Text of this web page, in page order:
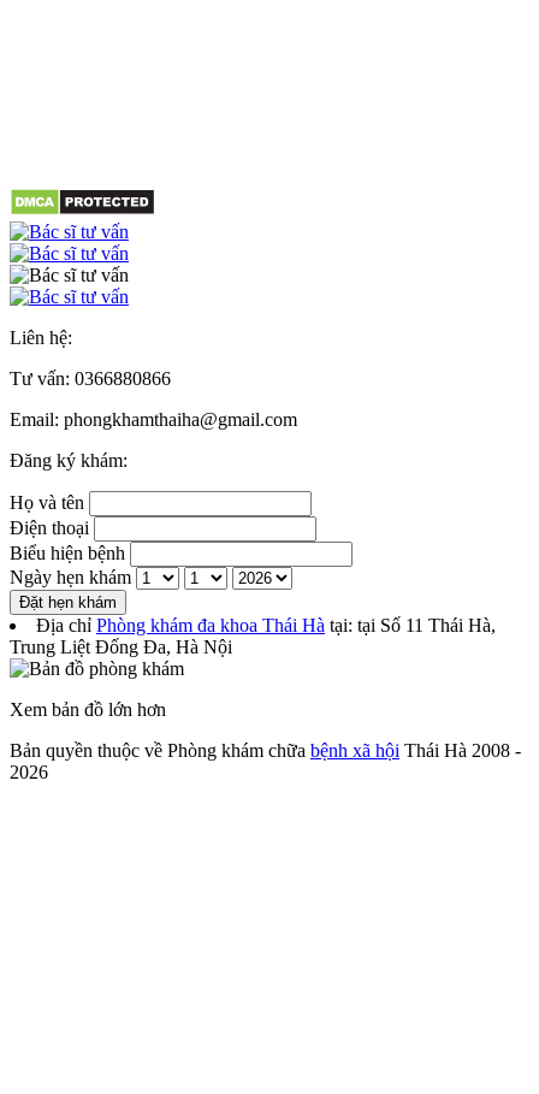
Liên hệ:
Tư vấn: 0366880866
Email: phongkhamthaiha@gmail.com
Đăng ký khám:
Họ và tên
Điện thoại
Biểu hiện bệnh
Ngày hẹn khám
Đặt hẹn khám
Địa chỉ Phòng khám đa khoa Thái Hà tại: tại Số 11 Thái Hà,
Trung Liệt Đống Đa, Hà Nội
Xem bản đồ lớn hơn
Bản quyền thuộc về Phòng khám chữa bệnh xã hội Thái Hà 2008 -
2026